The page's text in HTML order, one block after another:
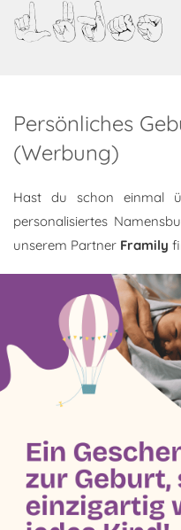
Lukas
Persönliches
(Werbung)
Hast du schon einmal
personalisiertes
unserem Partner Framily